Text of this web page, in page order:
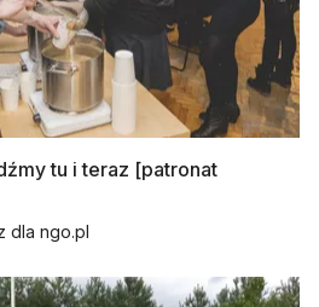
tu i teraz [patronat
dla ngo.pl